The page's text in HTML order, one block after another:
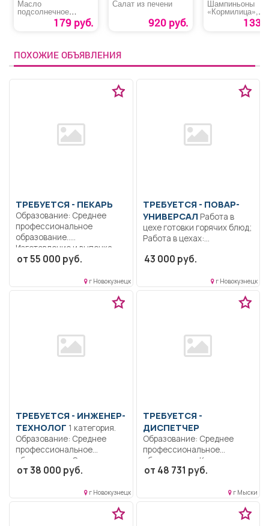
Масло
подсолнечное
«Слобода»179 руб.
Салат из печени
920 руб.
Шампиньоны
«Кормилица»,
резаные 133
ПОХОЖИЕ ОБЪЯВЛЕНИЯ
ТРЕБУЕТСЯ - ПЕКАРЬ
Образование: Среднее
профессиональное
образование..
Изготовление и выпечка
хлеба, мелкоштучных...
от 55 000 руб.
г Новокузнецк
ТРЕБУЕТСЯ - ПОВАР-
УНИВЕРСАЛРабота в
цехе готовки горячих блюд;
Работа в цехах:...
43 000 руб.
г Новокузнецк
ТРЕБУЕТСЯ - ИНЖЕНЕР-
ТЕХНОЛОГ
Образование: Среднее
профессиональное
образование.. Составление
расписания движения
от 38 000 руб.
г Новокузнецк
ТРЕБУЕТСЯ -
ДИСПЕТЧЕР
Образование: Среднее
профессиональное
образование.. Контроль за
ведением аварийных
от 48 731 руб.
г Мыски